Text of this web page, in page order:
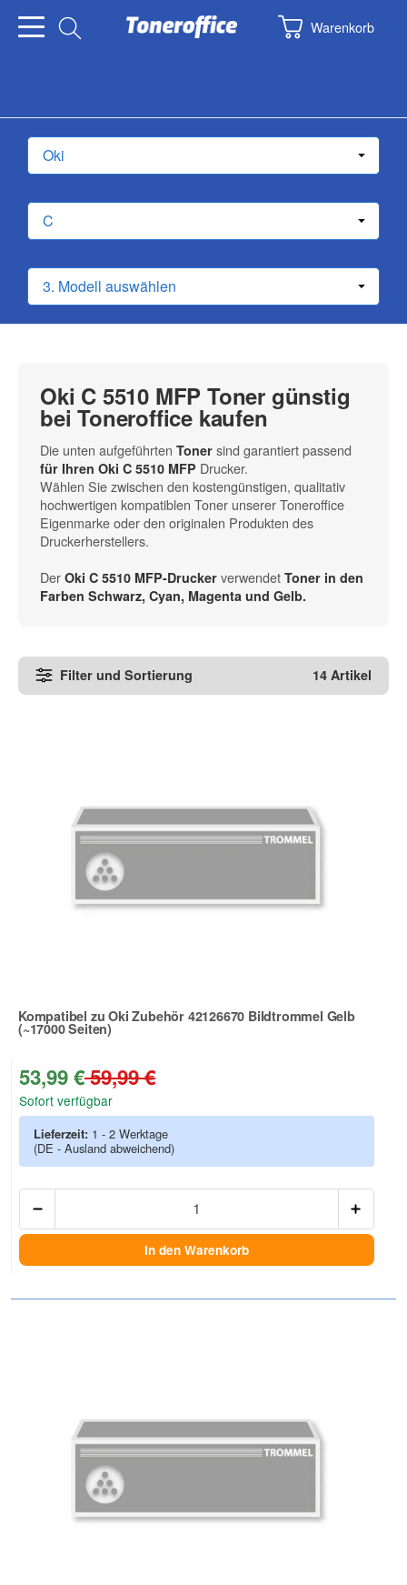
Warenkorb
Oki C 5510 MFP Toner günstig
bei Toneroffice kaufen
Die unten aufgeführten Toner sind garantiert passend
für Ihren Oki C 5510 MFP Drucker.
Wählen Sie zwischen den kostengünstigen, qualitativ
hochwertigen kompatiblen Toner unserer Toneroffice
Eigenmarke oder den originalen Produkten des
Druckerherstellers.
Der Oki C 5510 MFP-Drucker verwendet Toner in den
Farben Schwarz, Cyan, Magenta und Gelb.
Filter und Sortierung 14 Artikel
Kompatibel zu Oki Zubehör 42126670 Bildtrommel Gelb
(~17000 Seiten)
Zur Artikelbewertung
53,99 €59,99 €
Sofort verfügbar
Lieferzeit: 1 - 2 Werktage
(DE - Ausland abweichend)
In den Warenkorb